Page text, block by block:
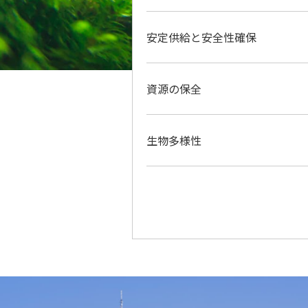
安定供給と安全性確保
資源の保全
生物多様性